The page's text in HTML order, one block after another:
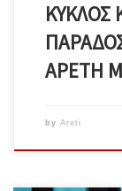
ΚΥΚΛΟΣ
ΑΡΕΤΗ
by Areti